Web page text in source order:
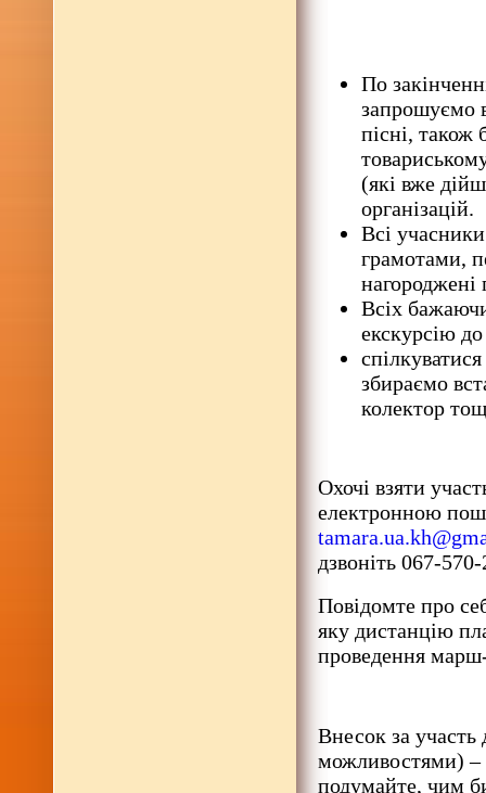
По
запрошуємо
пісні,
(які вже
організацій.
Всі
грамотами,
Всіх
екскурсію
збираємо
колектор
Охочі взяти
електронною
дзвоніть 067-
Повідомте про
яку дистанцію
проведення марш-
Внесок за
можливостями) –
подумайте, чим